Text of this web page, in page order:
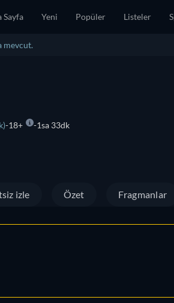
Sayfa Yeni Popüler Listeler
mevcut.
18+ 1sa 33dk
izle Özet Fragmanlar